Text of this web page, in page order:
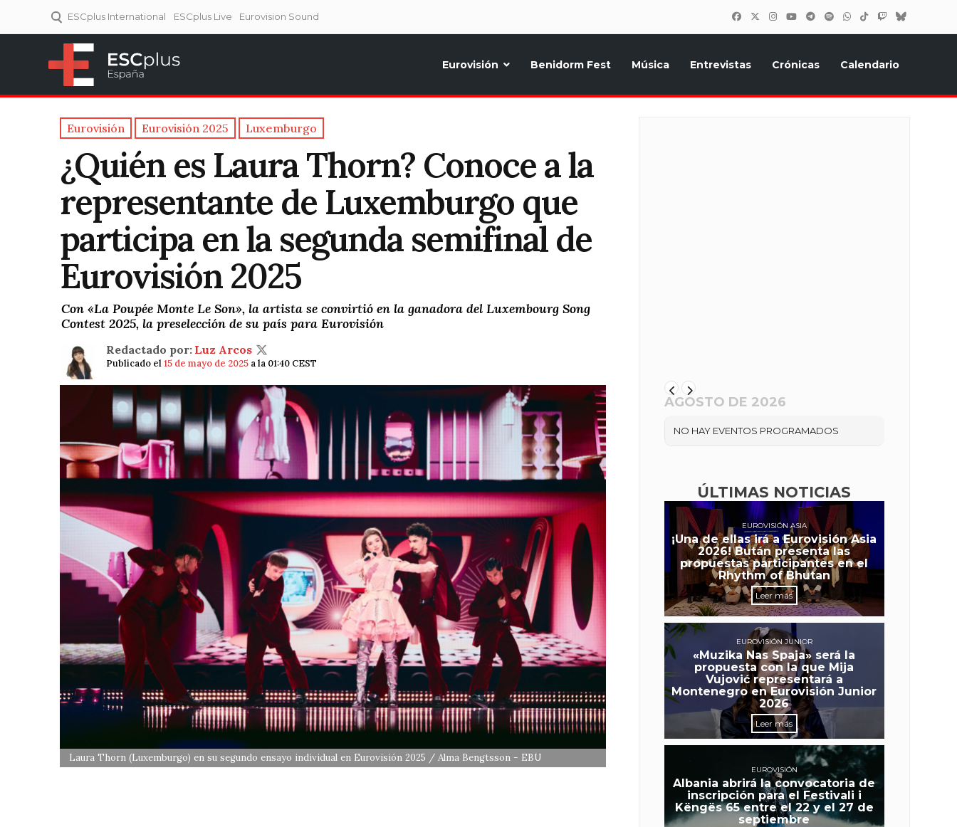
ESCplus International ESCplus Live Eurovision Sound
Eurovisión Benidorm Fest Música Entrevistas Crónicas Calendario
Eurovisión Eurovisión 2025 Luxemburgo
¿Quién es Laura Thorn? Conoce a la
representante de Luxemburgo que
participa en la segunda semifinal de
Eurovisión 2025
Con «La Poupée Monte Le Son», la artista se convirtió en la ganadora del Luxembourg Song
Contest 2025, la preselección de su país para Eurovisión
Redactado por: Luz Arcos
Publicado el15 de mayo de 2025 a la 01:40 CEST
Laura Thorn (Luxemburgo) en su segundo ensayo individual en Eurovisión 2025 / Alma Bengtsson - EBU
AGOSTO DE 2026
NO HAY EVENTOS PROGRAMADOS
ÚLTIMAS NOTICIAS
EUROVISIÓN ASIA
¡Una de ellas irá a Eurovisión Asia
2026! Bután presenta las
propuestas participantes en el
Rhythm of Bhutan
Leer más
EUROVISIÓN JUNIOR
«Muzika Nas Spaja» será la
propuesta con la que Mija
Vujović representará a
Montenegro en Eurovisión Junior
2026
Leer más
EUROVISIÓN
Albania abrirá la convocatoria de
inscripción para el Festivali i
Këngës 65 entre el 22 y el 27 de
septiembre